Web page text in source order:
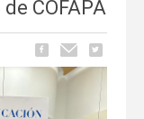
COFAPA